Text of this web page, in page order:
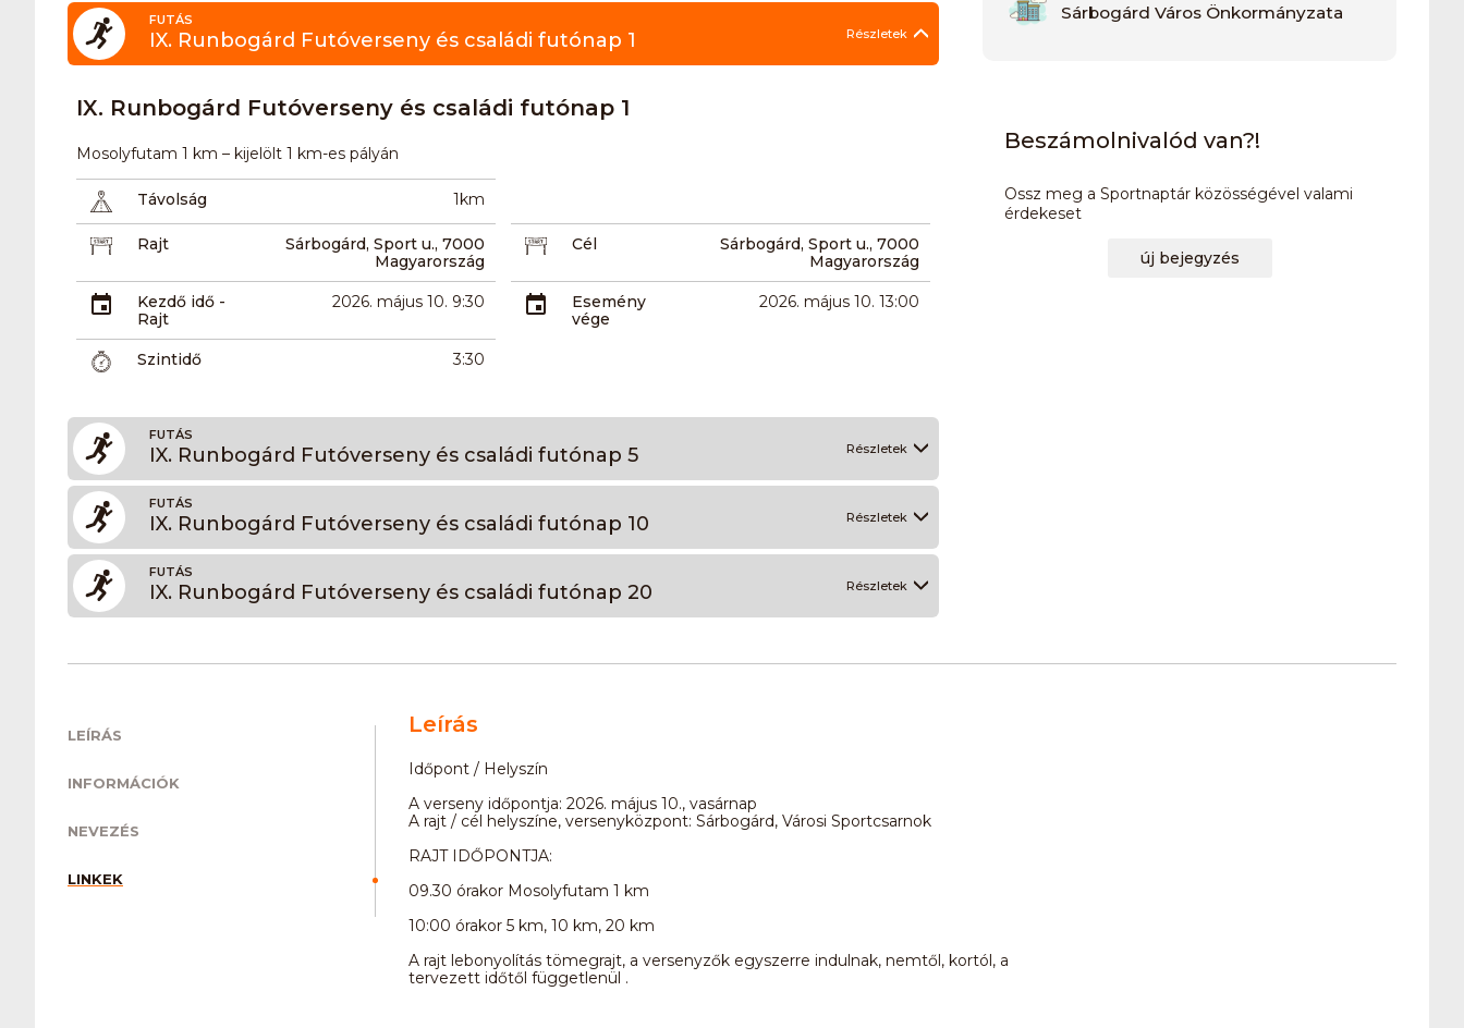
FUTÁS
IX. Runbogárd Futóverseny és családi futónap 1 Részletek
IX. Runbogárd Futóverseny és családi futónap 1
Mosolyfutam 1 km – kijelölt 1 km-es pályán
Távolság 1km
Rajt
Sárbogárd, Sport u., 7000
Magyarország
Cél
Sárbogárd, Sport u., 7000
Magyarország
Kezdő idő -
Rajt
2026. május 10. 9:30
Esemény
vége
2026. május 10. 13:00
Szintidő 3:30
FUTÁS
IX. Runbogárd Futóverseny és családi futónap 5 Részletek
FUTÁS
IX. Runbogárd Futóverseny és családi futónap 10 Részletek
FUTÁS
IX. Runbogárd Futóverseny és családi futónap 20 Részletek
Sárbogárd Város Önkormányzata
Beszámolnivalód van?!
Ossz meg a Sportnaptár közösségével valami
érdekeset
új bejegyzés
LEÍRÁS
INFORMÁCIÓK
NEVEZÉS
LINKEK
Leírás
Időpont / Helyszín
A verseny időpontja: 2026. május 10., vasárnap
A rajt / cél helyszíne, versenyközpont: Sárbogárd, Városi Sportcsarnok
RAJT IDŐPONTJA:
09.30 órakor Mosolyfutam 1 km
10:00 órakor 5 km, 10 km, 20 km
A rajt lebonyolítás tömegrajt, a versenyzők egyszerre indulnak, nemtől, kortól, a
tervezett időtől függetlenül .